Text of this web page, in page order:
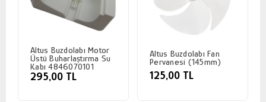
Altus Buzdolabı Motor
Üstü Buharlaştırma Su
Kabı 4846070101
295,00 TL
Altus Buzdolabı Fan
Pervanesi (145mm)
125,00 TL